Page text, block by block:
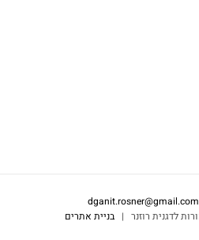
dganit.rosner@gmail.com
בניית אתרים